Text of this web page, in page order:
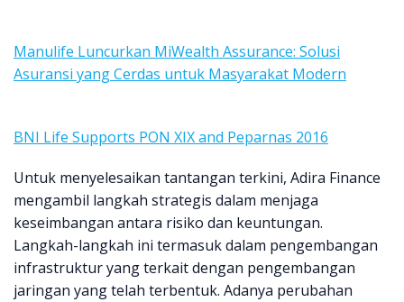
Manulife Luncurkan MiWealth Assurance: Solusi
Asuransi yang Cerdas untuk Masyarakat Modern
BNI Life Supports PON XIX and Peparnas 2016
Untuk menyelesaikan tantangan terkini, Adira Finance
mengambil langkah strategis dalam menjaga
keseimbangan antara risiko dan keuntungan.
Langkah-langkah ini termasuk dalam pengembangan
infrastruktur yang terkait dengan pengembangan
jaringan yang telah terbentuk. Adanya perubahan